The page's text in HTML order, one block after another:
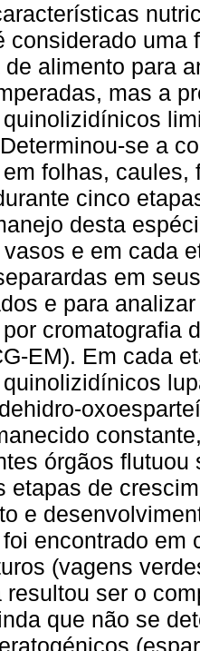
considerado uma
alimento para
mas a
se a
folhas, caules,
cinco
desta
e em cada
em
e para
cromatografia
EM). Em cada
órgãos
etapas de
e
encontrado em
(vagens
resultou ser o
que não se